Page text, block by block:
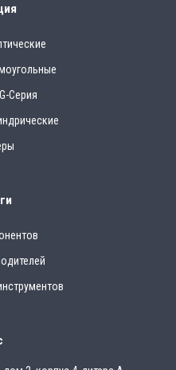
Серия